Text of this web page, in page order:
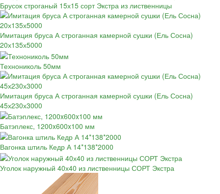
Брусок строганый 15х15 сорт Экстра из лиственницы
Имитация бруса А строганная камерной сушки (Ель Сосна)
20х135х5000
Технониколь 50мм
Имитация бруса А строганная камерной сушки (Ель Сосна)
45х230х3000
Батэплекс, 1200x600x100 мм
Вагонка штиль Кедр А 14*138*2000
Уголок наружный 40х40 из лиственницы СОРТ Экстра